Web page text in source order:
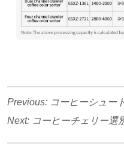
Previous: コーヒーシュー
Next: コーヒーチェリー選